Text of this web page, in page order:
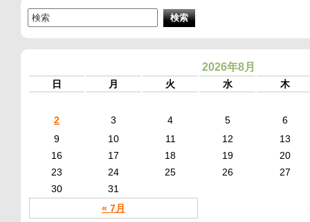
2026年8月
日 月 火 水 木
« 7月
2 3 4 5
6
9
10 11 12
13
16
17 18 19
20
23
24 25 26
27
30
31